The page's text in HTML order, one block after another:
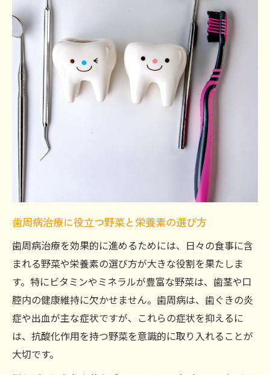
歯周病治療に役立つ野菜と栄養素の選び方
歯周病治療を効果的に進めるためには、日々の食事に含
まれる野菜や栄養素の選び方が大きな役割を果たしま
す。特にビタミンやミネラルが豊富な野菜は、歯茎や口
腔内の健康維持に欠かせません。歯周病は、歯ぐきの炎
症や出血が主な症状ですが、これらの症状を抑えるに
は、抗酸化作用を持つ野菜を意識的に取り入れることが
大切です。